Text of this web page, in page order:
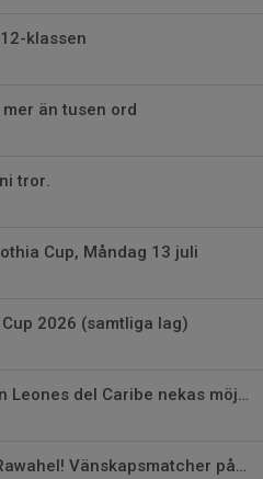
klassen
än tusen ord
tror.
Cup, Måndag 13 juli
2026 (samtliga lag)
Två års arbete - men Leones del Caribe nekas möjligheten att delta i Gothia
Välkomna tillbaka, Rawahel! Vänskapsmatcher på gång!